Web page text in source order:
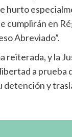
hurto
cumplirán en
Abreviado”.
reiterada, y la
a
y